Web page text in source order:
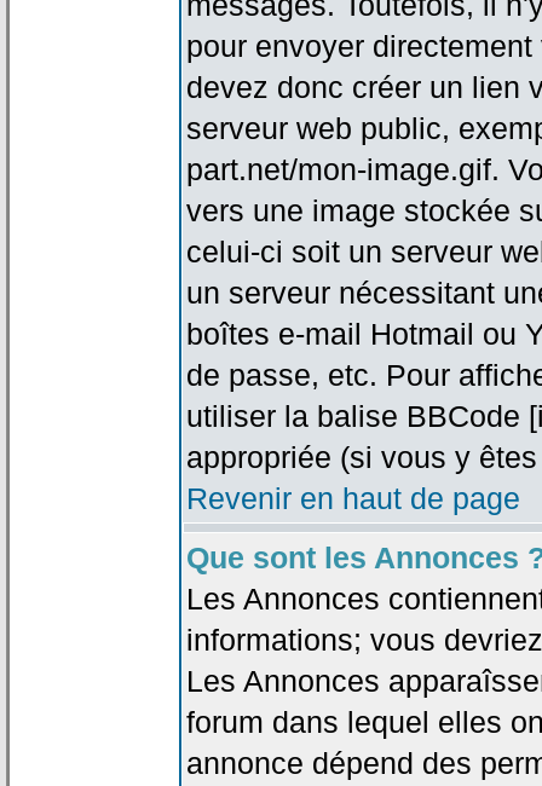
pour envoyer
devez donc créer un lien
serveur web public,
part.net/mon-image.gif.
vers une image stockée
celui-ci soit un serveur
un serveur nécessitant
boîtes e-mail Hotmail ou
de passe, etc. Pour
utiliser la balise BBCode
appropriée (si vous y
Revenir en haut de page
Que sont les Annonces
Les Annonces
informations; vous
Les Annonces
forum dans lequel elles
annonce dépend des